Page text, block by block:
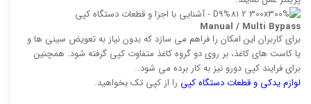
Manual / Multi Bypass
برای کاربران این امکان را فراهم می سازد كه بدون نیاز به تعویض سینی‌ ها و
یا كاست‌ های كاغذ، بر روی دو گروه كاغذ متفاوت كپی گرفته شود. همچنین
برای فرایند كپی دورو نیز به كار برده می ‌شود..
لوازم یدکی و قطعات دستگاه کپی را از کپی تک بخواهید.